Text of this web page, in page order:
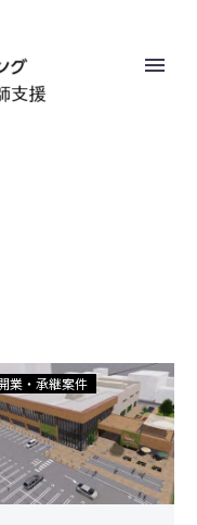
DRP
瀬
谷
敷
地
内
業・承継案件